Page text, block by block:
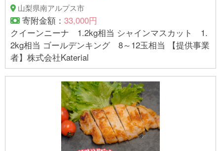
山梨県南アルプス市
寄附金額： 33,000円
クイーンニーナ 1.2kg相当 シャインマスカット 1.
2kg相当 ゴールデンキング 8～12玉相当 【提供事業
者】株式会社Katerial